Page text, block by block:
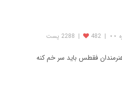
⋆⋆
|
482
| 2288 پست
فقطس باید سر خم کنه